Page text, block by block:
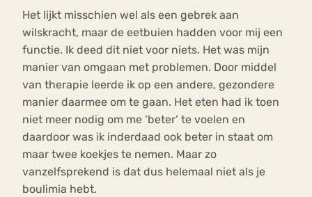
Het lijkt misschien wel als een gebrek aan
wilskracht, maar de eetbuien hadden voor mij een
functie. Ik deed dit niet voor niets. Het was mijn
manier van omgaan met problemen. Door middel
van therapie leerde ik op een andere, gezondere
manier daarmee om te gaan. Het eten had ik toen
niet meer nodig om me ‘beter’ te voelen en
daardoor was ik inderdaad ook beter in staat om
maar twee koekjes te nemen. Maar zo
vanzelfsprekend is dat dus helemaal niet als je
boulimia hebt.